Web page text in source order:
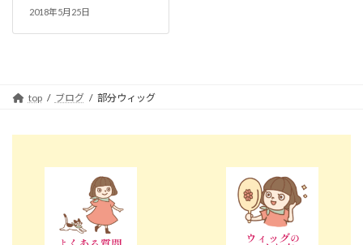
2018年5月25日
top ブログ 部分ウィッグ